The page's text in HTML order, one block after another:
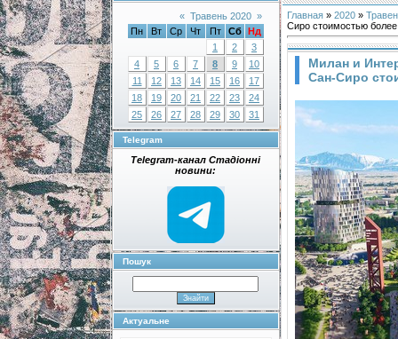
« Травень 2020 »
Пн
Вт Ср Чт Пт Сб
Нд
1
2
3
4
5 6 7 8 9
10
11
12 13 14 15 16
17
18
19 20 21 22 23
24
25
26 27 28 29 30 31
Telegram
Telegram-канал Стадіонні
новини:
Пошук
Актуальне
Главная» 2020 »
Сиро стоимостью
Милан и
Сан-Сиро